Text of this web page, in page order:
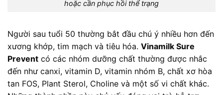
hoặc cần phục hồi thể trạng
Người sau tuổi 50 thường bắt đầu chú ý nhiều hơn đến
xương khớp, tim mạch và tiêu hóa. Vinamilk Sure
Prevent có các nhóm dưỡng chất thường được nhắc
đến như canxi, vitamin D, vitamin nhóm B, chất xơ hòa
tan FOS, Plant Sterol, Choline và một số vi chất khác.